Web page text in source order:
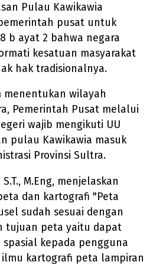
Pulau Kawikawia
pusat untuk
b ayat 2 bahwa negara
kesatuan masyarakat
hak tradisionalnya.
menentukan wilayah
Pemerintah Pusat melalui
wajib mengikuti UU
pulau Kawikawia masuk
Provinsi Sultra.
M.Eng, menjelaskan
dan kartografi "Peta
sudah sesuai dengan
tujuan peta yaitu dapat
kepada pengguna
kartografi peta lampiran